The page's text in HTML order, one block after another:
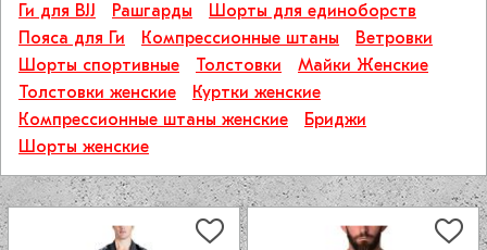
Ги для BJJ Рашгарды
Шорты для единоборств
Пояса для Ги
Компрессионные штаны
Ветровки
Шорты спортивные
Толстовки
Майки Женские
Толстовки женские
Куртки женские
Компрессионные штаны женские
Бриджи
Шорты женские